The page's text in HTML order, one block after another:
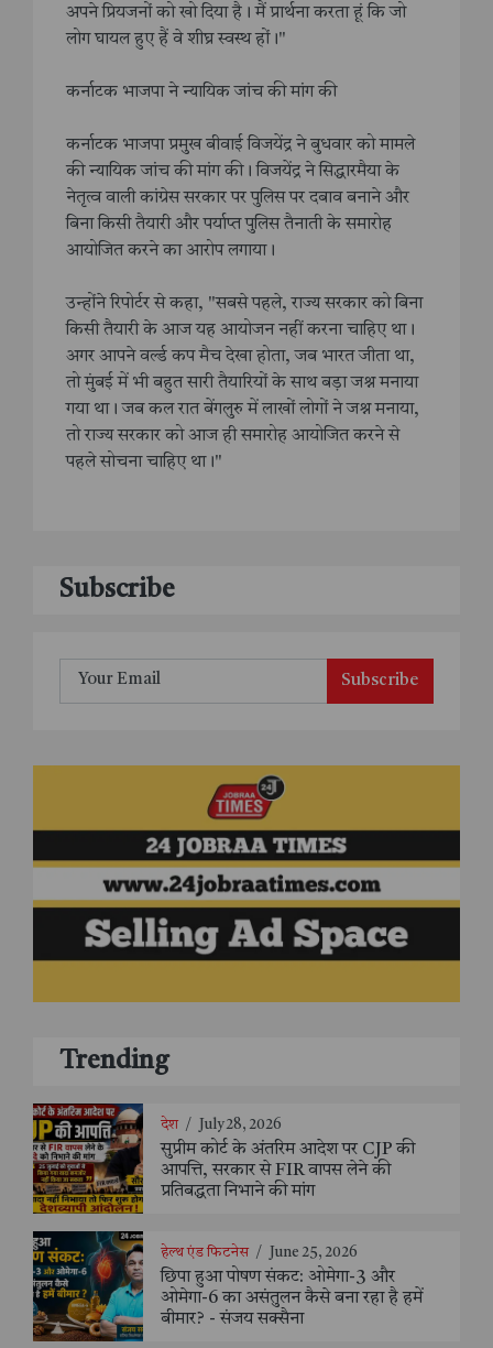
अपने प्रियजनों को खो दिया है। मैं प्रार्थना करता हूं कि जो
लोग घायल हुए हैं वे शीघ्र स्वस्थ हों।"
कर्नाटक भाजपा ने न्यायिक जांच की मांग की
कर्नाटक भाजपा प्रमुख बीवाई विजयेंद्र ने बुधवार को मामले
की न्यायिक जांच की मांग की। विजयेंद्र ने सिद्धारमैया के
नेतृत्व वाली कांग्रेस सरकार पर पुलिस पर दबाव बनाने और
बिना किसी तैयारी और पर्याप्त पुलिस तैनाती के समारोह
आयोजित करने का आरोप लगाया।
उन्होंने रिपोर्टर से कहा, "सबसे पहले, राज्य सरकार को बिना
किसी तैयारी के आज यह आयोजन नहीं करना चाहिए था।
अगर आपने वर्ल्ड कप मैच देखा होता, जब भारत जीता था,
तो मुंबई में भी बहुत सारी तैयारियों के साथ बड़ा जश्न मनाया
गया था। जब कल रात बेंगलुरु में लाखों लोगों ने जश्न मनाया,
तो राज्य सरकार को आज ही समारोह आयोजित करने से
पहले सोचना चाहिए था।"
Subscribe
Subscribe
Trending
देश / July 28, 2026
सुप्रीम कोर्ट के अंतरिम आदेश पर CJP की
आपत्ति, सरकार से FIR वापस लेने की
प्रतिबद्धता निभाने की मांग
हेल्थ एंड फिटनेस / June 25, 2026
छिपा हुआ पोषण संकट: ओमेगा-3 और
ओमेगा-6 का असंतुलन कैसे बना रहा है हमें
बीमार? - संजय सक्सैना